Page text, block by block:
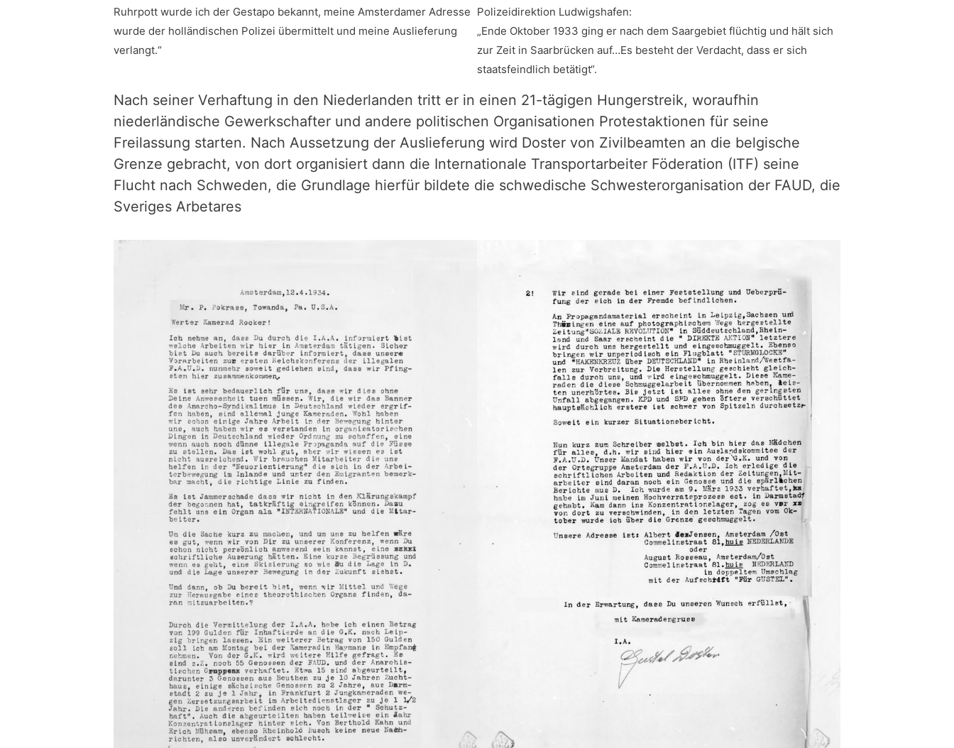
Ruhrpott wurde ich der Gestapo bekannt, meine Amsterdamer Adresse
wurde der holländischen Polizei übermittelt und meine Auslieferung
verlangt.“
Polizeidirektion Ludwigshafen:
„Ende Oktober 1933 ging er nach dem Saargebiet flüchtig und hält sich
zur Zeit in Saarbrücken auf…Es besteht der Verdacht, dass er sich
staatsfeindlich betätigt“.
Nach seiner Verhaftung in den Niederlanden tritt er in einen 21-tägigen Hungerstreik, woraufhin
niederländische Gewerkschafter und andere politischen Organisationen Protestaktionen für seine
Freilassung starten. Nach Aussetzung der Auslieferung wird Doster von Zivilbeamten an die belgische
Grenze gebracht, von dort organisiert dann die Internationale Transportarbeiter Föderation (ITF) seine
Flucht nach Schweden, die Grundlage hierfür bildete die schwedische Schwesterorganisation der FAUD, die
Sveriges Arbetares